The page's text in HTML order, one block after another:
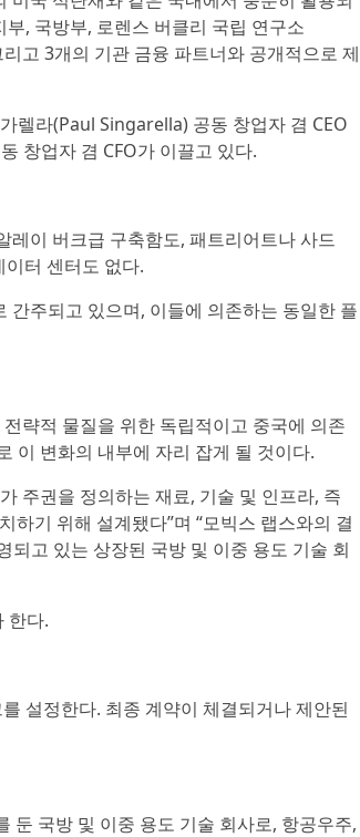
, 국방부, 로렌스 버클리 국립 연구소
고 3개의 기관 금융 파트너와 공개적으로 제
렐라(Paul Singarella) 공동 창업자 겸 CEO
창업자 겸 CFO가 이끌고 있다.
레이 버크급 구축함도, 패트리어트나 사드
터 센터도 없다.
주되고 있으며, 이들에 의존하는 동일한 플
략적 물질을 위한 독립적이고 중국에 의존
이 변화의 내부에 자리 잡게 될 것이다.
주권을 정의하는 재료, 기술 및 인프라, 즉
기 위해 설계됐다”며 “모빅스 랩스와의 결
고 있는 상장된 국방 및 이중 용도 기술 회
한다.
설정한다. 최종 계약이 체결되거나 제안된
국방 및 이중 용도 기술 회사로, 항공우주,